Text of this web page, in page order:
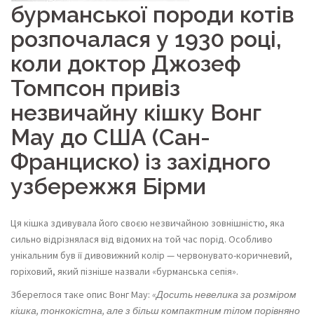
бурманської породи котів
розпочалася у 1930 році,
коли доктор Джозеф
Томпсон привіз
незвичайну кішку Вонг
Мау до США (Сан-
Франциско) із західного
узбережжя Бірми
Ця кішка здивувала його своєю незвичайною зовнішністю, яка
сильно відрізнялася від відомих на той час порід. Особливо
унікальним був її дивовижний колір — червонувато-коричневий,
горіховий, який пізніше назвали «бурманська сепія».
Збереглося таке опис Вонг Мау: «Досить невелика за розміром
кішка, тонкокістна, але з більш компактним тілом порівняно